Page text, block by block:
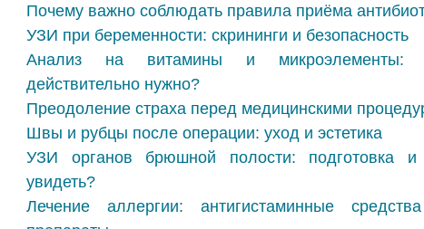
Почему важно соблюдать правила приёма
УЗИ при беременности: скрининги и безопасность
Анализ на витамины и микроэлементы:
действительно нужно?
Преодоление страха перед медицинскими
Швы и рубцы после операции: уход и эстетика
УЗИ органов брюшной полости: подготовка
увидеть?
Лечение аллергии: антигистаминные